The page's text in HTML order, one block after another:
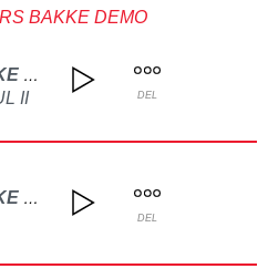
BAKKE DEMO
ANDERS BAKKE DEMO
II DEL
ANDERS BAKKE DEMO
DEL